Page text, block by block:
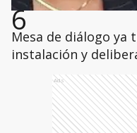
6
Mesa de diálogo ya
instalación y
Ads